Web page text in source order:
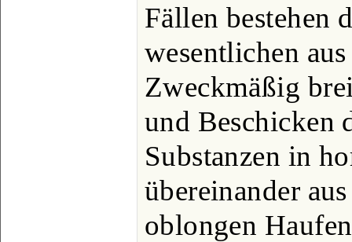
Fällen bestehen
wesentlichen
Zweckmäßig
und Beschicken
Substanzen in
übereinander
oblongen